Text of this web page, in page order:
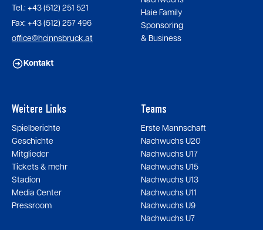
Tel.: +43 (512) 251 521
Fax: +43 (512) 257 496
office@hcinnsbruck.at
Kontakt
Haie Family
Sponsoring
& Business
Weitere Links
Spielberichte
Geschichte
Mitglieder
Tickets & mehr
Stadion
Media Center
Pressroom
Teams
Erste Mannschaft
Nachwuchs U20
Nachwuchs U17
Nachwuchs U15
Nachwuchs U13
Nachwuchs U11
Nachwuchs U9
Nachwuchs U7